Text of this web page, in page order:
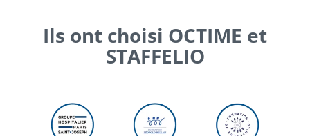
Ils ont choisi OCTIME et
STAFFELIO